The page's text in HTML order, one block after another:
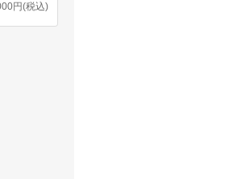
円(税込)